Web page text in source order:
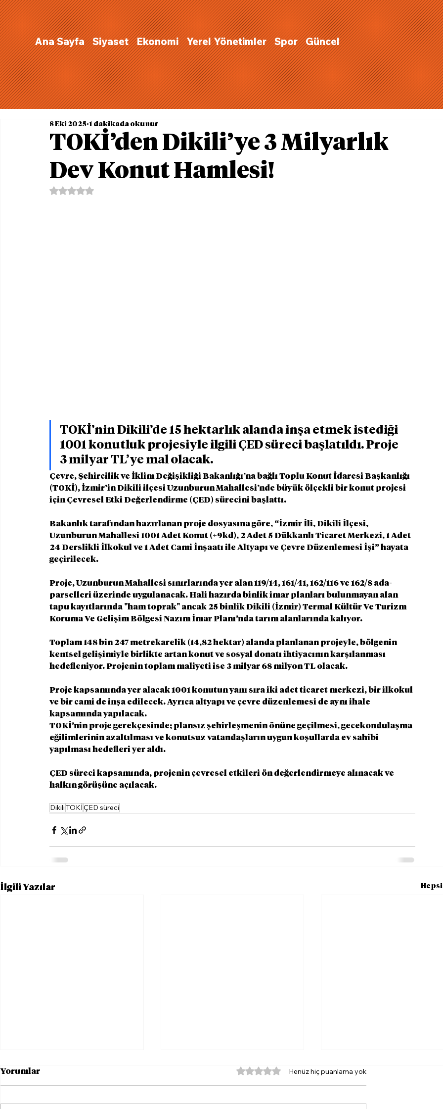
Ana Sayfa Siyaset Ekonomi Yerel Yönetimler Spor Güncel
TOKİ’den Dikili’ye 3 Milyarlık
Dev Konut Hamlesi!
8 Eki 2025 1 dakikada okunur
5 üzerinden NaN yıldız
TOKİ’nin Dikili’de 15 hektarlık alanda inşa etmek istediği
1001 konutluk projesiyle ilgili ÇED süreci başlatıldı. Proje
3 milyar TL’ye mal olacak.
Çevre, Şehircilik ve İklim Değişikliği Bakanlığı’na bağlı Toplu Konut İdaresi Başkanlığı
(TOKİ), İzmir’in Dikili ilçesi Uzunburun Mahallesi’nde büyük ölçekli bir konut projesi
için Çevresel Etki Değerlendirme (ÇED) sürecini başlattı.
Bakanlık tarafından hazırlanan proje dosyasına göre, “İzmir İli, Dikili İlçesi,
Uzunburun Mahallesi 1001 Adet Konut (+9kd), 2 Adet 5 Dükkanlı Ticaret Merkezi, 1 Adet
24 Derslikli İlkokul ve 1 Adet Cami İnşaatı ile Altyapı ve Çevre Düzenlemesi İşi” hayata
geçirilecek.
Proje, Uzunburun Mahallesi sınırlarında yer alan 119/14, 161/41, 162/116 ve 162/8 ada-
parselleri üzerinde uygulanacak. Hali hazırda binlik imar planları bulunmayan alan
tapu kayıtlarında "ham toprak" ancak 25 binlik Dikili (İzmir) Termal Kültür Ve Turizm
Koruma Ve Gelişim Bölgesi Nazım İmar Planı’nda tarım alanlarında kalıyor.
Toplam 148 bin 247 metrekarelik (14,82 hektar) alanda planlanan projeyle, bölgenin
kentsel gelişimiyle birlikte artan konut ve sosyal donatı ihtiyacının karşılanması
hedefleniyor. Projenin toplam maliyeti ise 3 milyar 68 milyon TL olacak.
Proje kapsamında yer alacak 1001 konutun yanı sıra iki adet ticaret merkezi, bir ilkokul
ve bir cami de inşa edilecek. Ayrıca altyapı ve çevre düzenlemesi de aynı ihale
kapsamında yapılacak.
TOKİ’nin proje gerekçesinde; plansız şehirleşmenin önüne geçilmesi, gecekondulaşma
eğilimlerinin azaltılması ve konutsuz vatandaşların uygun koşullarda ev sahibi
yapılması hedefleri yer aldı.
ÇED süreci kapsamında, projenin çevresel etkileri ön değerlendirmeye alınacak ve
halkın görüşüne açılacak.
DikiliTOKİÇED süreci
İlgili Yazılar
Yorumlar 5 üzerinden 0 yıldızHenüz hiç puanlama yok